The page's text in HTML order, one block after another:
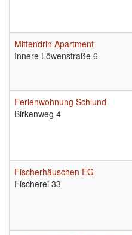
Mittendrin Apartment
Innere Löwenstraße 6
Ferienwohnung Schlund
Birkenweg 4
Fischerhäuschen EG
Fischerei 33